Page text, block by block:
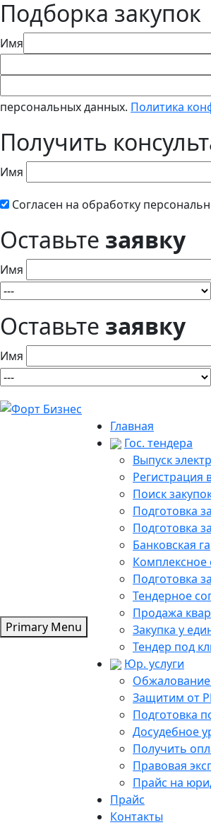
Подборка закупок
Имя
персональных данных. Политика
Получить
Имя
Согласен на обработку
Оставьте заявку
Имя
Оставьте заявку
Имя
Primary Menu
Главная
Гос. тендера
Выпуск
Регистрация
Поиск
Подготовка
Подготовка
Банковская
Подготовка
Тендерное
Продажа
Закупка у
Тендер под
Юр. услуги
Защитим от
Подготовка
Досудебное
Получить
Правовая
Прайс на
Прайс
Контакты